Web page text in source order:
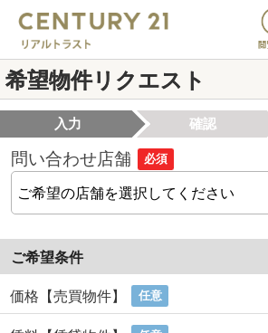
希望物件リクエスト
入力 確認
問い合わせ店舗 必須
ご希望条件
価格【売買物件】 任意